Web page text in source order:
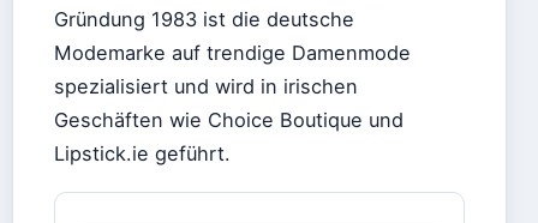
Gründung 1983 ist die deutsche
Modemarke auf trendige Damenmode
spezialisiert und wird in irischen
Geschäften wie Choice Boutique und
Lipstick.ie geführt.